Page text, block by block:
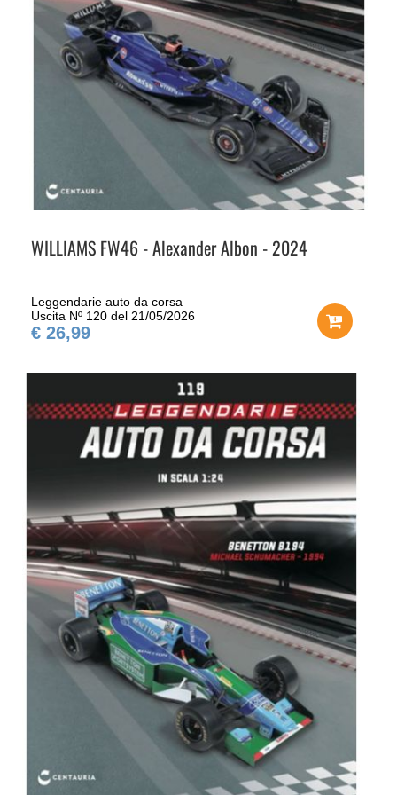
WILLIAMS FW46 - Alexander Albon - 2024
Leggendarie auto da corsa
Uscita Nº 120 del 21/05/2026
€ 26,99